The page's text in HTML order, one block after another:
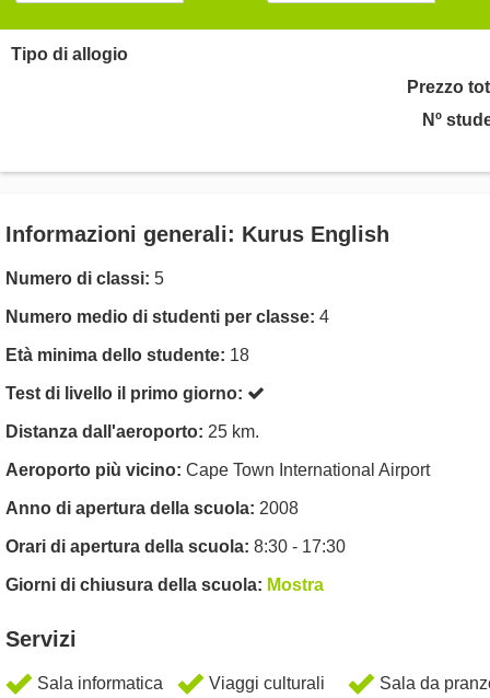
Tipo di allogio
Prezzo
Nº
Informazioni generali: Kurus English
Numero di classi: 5
Numero medio di studenti per classe: 4
Età minima dello studente: 18
Test di livello il primo giorno:
Distanza dall'aeroporto: 25 km.
Aeroporto più vicino: Cape Town International Airport
Anno di apertura della scuola: 2008
Orari di apertura della scuola: 8:30 - 17:30
Giorni di chiusura della scuola: Mostra
Servizi
Sala informatica Viaggi culturali Sala da